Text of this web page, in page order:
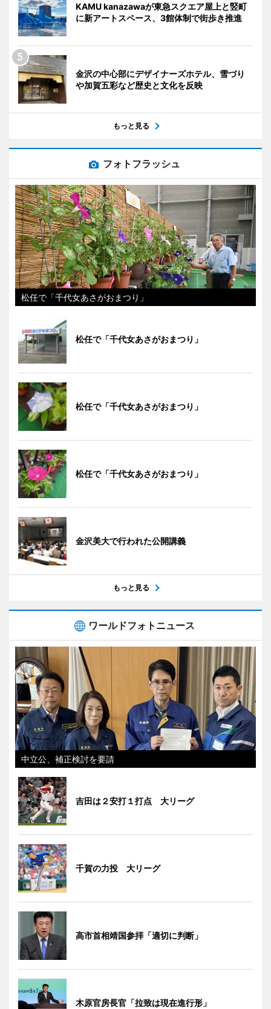
KAMU kanazawaが東急スクエア屋上と竪町
に新アートスペース、3館体制で街歩き推進
金沢の中心部にデザイナーズホテル、雪づり
や加賀五彩など歴史と文化を反映
もっと見る
フォトフラッシュ
松任で「千代女あさがおまつり」
松任で「千代女あさがおまつり」
松任で「千代女あさがおまつり」
松任で「千代女あさがおまつり」
金沢美大で行われた公開講義
もっと見る
ワールドフォトニュース
中立公、補正検討を要請
吉田は２安打１打点 大リーグ
千賀の力投 大リーグ
高市首相靖国参拝「適切に判断」
木原官房長官「拉致は現在進行形」